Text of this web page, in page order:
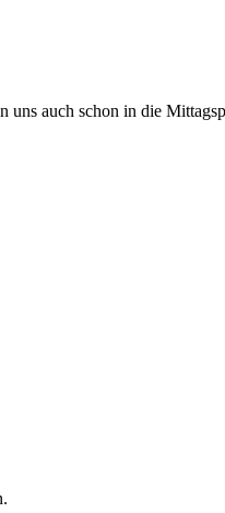
auch schon in die